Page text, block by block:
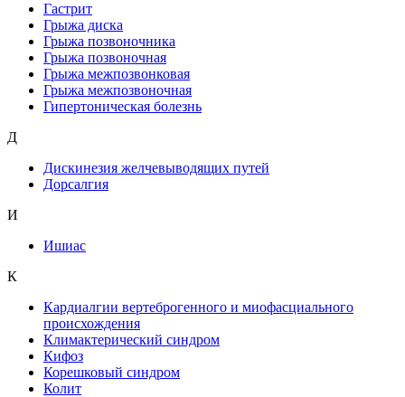
Гастрит
Грыжа диска
Грыжа позвоночника
Грыжа позвоночная
Грыжа межпозвонковая
Грыжа межпозвоночная
Гипертоническая болезнь
Д
Дискинезия желчевыводящих путей
Дорсалгия
И
Ишиас
К
Кардиалгии вертеброгенного и миофасциального
происхождения
Климактерический синдром
Кифоз
Корешковый синдром
Колит